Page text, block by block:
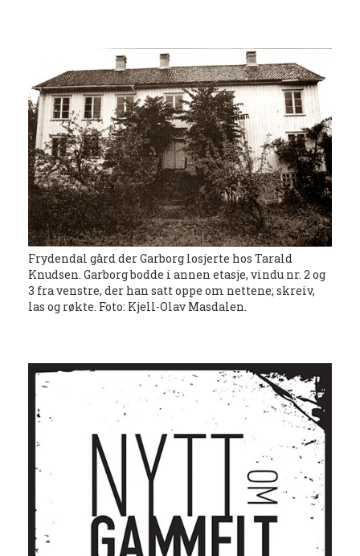
Frydendal gård der Garborg losjerte hos Tarald
Knudsen. Garborg bodde i annen etasje, vindu nr. 2 og
3 fra venstre, der han satt oppe om nettene; skreiv,
las og røkte. Foto: Kjell-Olav Masdalen.